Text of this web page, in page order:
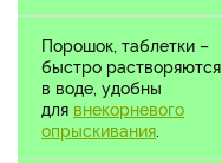
Порошок, таблетки –
быстро растворяются
в воде, удобны
для внекорневого
опрыскивания.